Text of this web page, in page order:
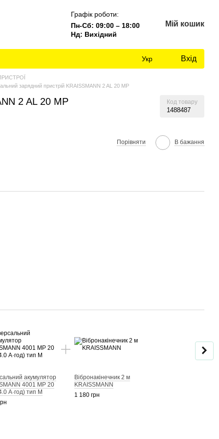
Графік роботи:
Пн-Сб: 09:00 – 18:00
Нд: Вихідний
Мій кошик
Укр Вхід
зарядний пристрій KRAISSMANN 2 AL 20 MP
2 AL 20 MP Код товару
1488487
Порівняти В бажання
акумулятор
4001 MP 20
А·год) тип М
Вібронакінечник 2 м
KRAISSMANN
1 180 грн